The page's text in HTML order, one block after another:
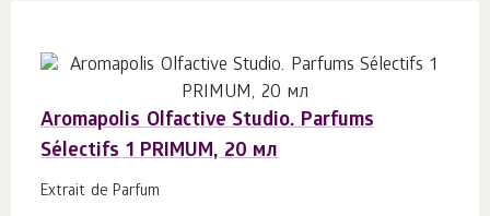
Aromapolis Olfactive Studio. Parfums
Sélectifs 1 PRIMUM, 20 мл
Extrait de Parfum